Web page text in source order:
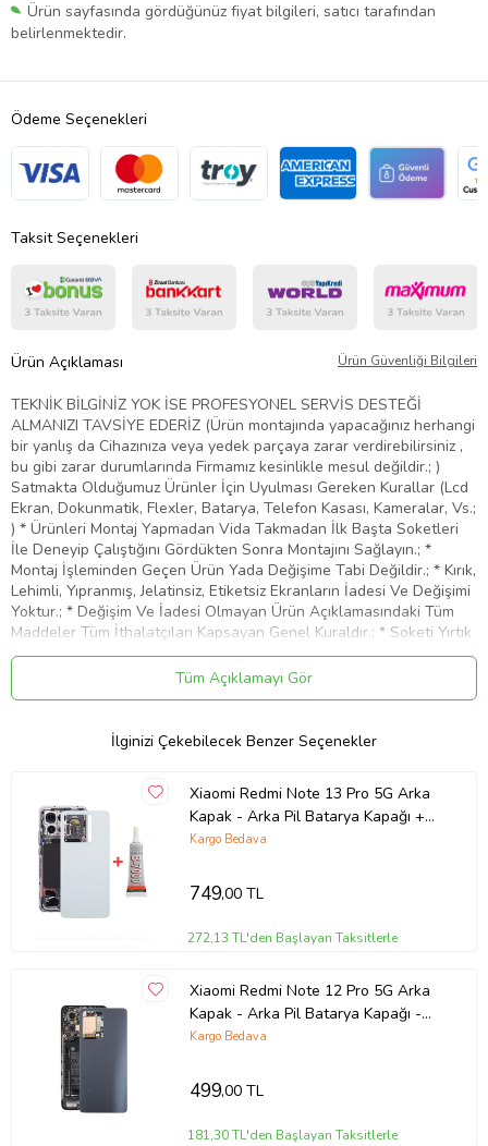
Ürün sayfasında gördüğünüz fiyat bilgileri, satıcı tarafından
belirlenmektedir.
Ödeme Seçenekleri
Taksit Seçenekleri
Ürün Açıklaması Ürün Güvenliği Bilgileri
TEKNİK BİLGİNİZ YOK İSE PROFESYONEL SERVİS DESTEĞİ
ALMANIZI TAVSİYE EDERİZ (Ürün montajında yapacağınız herhangi
bir yanlış da Cihazınıza veya yedek parçaya zarar verdirebilirsiniz ,
bu gibi zarar durumlarında Firmamız kesinlikle mesul değildir.; )
Satmakta Olduğumuz Ürünler İçin Uyulması Gereken Kurallar (Lcd
Ekran, Dokunmatik, Flexler, Batarya, Telefon Kasası, Kameralar, Vs.;
) * Ürünleri Montaj Yapmadan Vida Takmadan İlk Başta Soketleri
İle Deneyip Çalıştığını Gördükten Sonra Montajını Sağlayın.; *
Montaj İşleminden Geçen Ürün Yada Değişime Tabi Değildir.; * Kırık,
Lehimli, Yıpranmış, Jelatinsiz, Etiketsiz Ekranların İadesi Ve Değişimi
Yoktur.; * Değişim Ve İadesi Olmayan Ürün Açıklamasındaki Tüm
Maddeler Tüm İthalatçıları Kapsayan Genel Kuraldır.; * Soketi Yırtık
Batarya Ve Teknik Parçaların İadesi Ve Değişimi Kabul Edilemez.;
Fodos olarak müşteri memnuniyeti önceliğimizdir.; Ürünlerimizden
dolayı oluşabilecek tüm sorunlarınız için öncelikle müşteri
ulaşmış olacaktır.; * Görseller Temsilidir.; Farklılık Gösterebilir.; *
kcm92907677
Tüm Açıklamayı Gör
İlginizi Çekebilecek Benzer Seçenekler
Xiaomi Redmi Note 13 Pro 5G Arka
Kapak - Arka Pil Batarya Kapağı +
B7000 Yapıştırcı - 2312DRA50G
Kargo Bedava
749,00 TL
272,13 TL'den Başlayan Taksitlerle
Xiaomi Redmi Note 12 Pro 5G Arka
Kapak - Arka Pil Batarya Kapağı -
22101316C 22101316I 23013RK75C
Kargo Bedava
499,00 TL
181,30 TL'den Başlayan Taksitlerle